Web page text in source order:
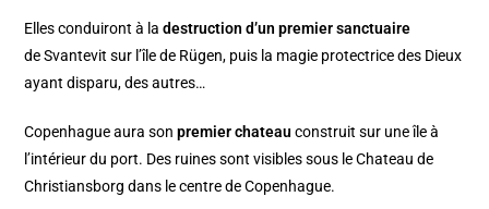
Elles conduiront à la destruction d’un premier sanctuaire
de Svantevit sur l’île de Rügen, puis la magie protectrice des Dieux
ayant disparu, des autres…
Copenhague aura sonpremier chateau construit sur une île à
l’intérieur du port. Des ruines sont visibles sous leChateau de
Christiansborg dans lecentre de Copenhague.